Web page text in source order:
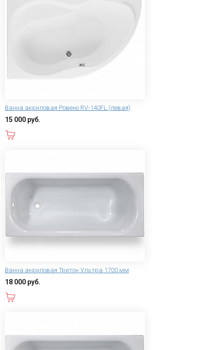
Ванна акриловая Ровено RV-140FL (левая)
15 000 руб.
Ванна акриловая Тритон Ультра 1700 мм
18 000 руб.